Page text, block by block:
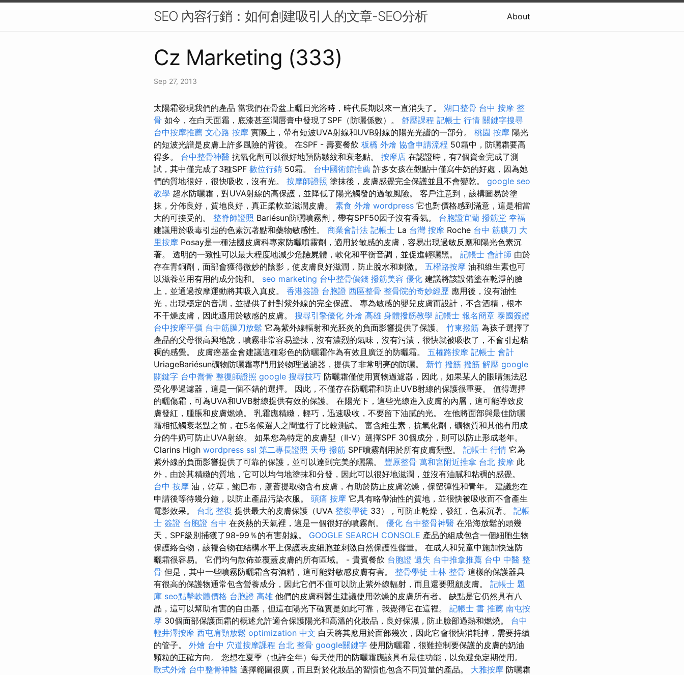
SEO 內容行銷：如何創建吸引人的文章-SEO分析 About
Cz Marketing (333)
Sep 27, 2013
太陽霜發現我們的產品 當我們在骨盆上曬日光浴時，時代長期以來一直消失了。 湖口整骨 台中 按摩 整
骨 如今，在白天面霜，底漆甚至潤唇膏中發現了SPF（防曬係數）。 舒壓課程 記帳士 行情 關鍵字搜尋
台中按摩推薦 文心路 按摩 實際上，帶有短波UVA射線和UVB射線的陽光光譜的一部分。 桃園 按摩 陽光
的短波光譜是皮膚上許多風險的背後。 在SPF - 壽宴餐飲 板橋 外燴 協會申請流程 50霜中，防曬霜要高
得多。 台中整骨神醫 抗氧化劑可以很好地預防皺紋和衰老點。 按摩店 在認證時，有7個資金完成了測
試，其中僅完成了3種SPF 數位行銷 50霜。 台中國術館推薦 許多女孩在觀點中僅寫牛奶的好處，因為她
們的質地很好，很快吸收，沒有光。 按摩師證照 塗抹後，皮膚感覺完全保護並且不會變乾。 google seo
教學 超水防曬霜，對UVA射線的高保護，並降低了陽光觸發的過敏風險。 客戶注意到，該構圖易於塗
抹，分佈良好，質地良好，真正柔軟並滋潤皮膚。 素食 外燴 wordpress 它也對價格感到滿意，這是相當
大的可接受的。 整脊師證照 Bariésun防曬噴霧劑，帶有SPF50因子沒有香氣。 台胞證宜蘭 撥筋堂 幸福
建議用於吸毒引起的色素沉著點和藥物敏感性。 商業會計法 記帳士 La 台灣 按摩 Roche 台中 筋膜刀 大
里按摩 Posay是一種法國皮膚科專家防曬噴霧劑，適用於敏感的皮膚，容易出現過敏反應和陽光色素沉
著。 透明的一致性可以最大程度地減少危險屍體，軟化和平衡音調，並促進輕曬黑。 記帳士 會計師 由於
存在青銅劑，面部會獲得微妙的陰影，使皮膚良好滋潤，防止脫水和刺激。 五權路按摩 油和維生素也可
以滋養並用有用的成分飽和。 seo marketing 台中整骨價錢 撥筋美容 優化 建議將該設備塗在乾淨的臉
上，並通過按摩運動將其吸入真皮。 香港簽證 台胞證 西區整骨 整骨院的奇妙經歷 應用後，沒有油性
光，出現穩定的音調，並提供了針對紫外線的完全保護。 專為敏感的嬰兒皮膚而設計，不含酒精，根本
不干燥皮膚，因此適用於敏感的皮膚。 搜尋引擎優化 外燴 高雄 身體撥筋教學 記帳士 報名簡章 泰國簽證
台中按摩平價 台中筋膜刀放鬆 它為紫外線輻射和光胚炎的負面影響提供了保護。 竹東撥筋 為孩子選擇了
產品的父母很高興地說，噴霧非常容易塗抹，沒有濃烈的氣味，沒有污漬，很快就被吸收了，不會引起粘
稠的感覺。 皮膚癌基金會建議這種彩色的防曬霜作為有效且廣泛的防曬霜。 五權路按摩 記帳士 會計
UriageBariésun礦物防曬霜專門用於物理過濾器，提供了非常明亮的防曬。 新竹 撥筋 撥筋 解壓 google
關鍵字 台中喬骨 整復師證照 google 搜尋技巧 防曬霜僅使用實物過濾器，因此，如果某人的眼睛無法忍
受化學過濾器，這是一個不錯的選擇。 因此，不僅存在防曬霜和防止UVB射線的保護很重要。 值得選擇
的曬傷霜，可為UVA和UVB射線提供有效的保護。 在陽光下，這些光線進入皮膚的內層，這可能導致皮
膚發紅，腫脹和皮膚燃燒。 乳霜應精緻，輕巧，迅速吸收，不要留下油膩的光。 在他將面部與最佳防曬
霜相抵觸衰老點之前，在5名候選人之間進行了比較測試。 富含維生素，抗氧化劑，礦物質和其他有用成
分的牛奶可防止UVA射線。 如果您為特定的皮膚型（II-V）選擇SPF 30個成分，則可以防止形成老年。
Clarins High wordpress ssl 第二專長證照 天母 撥筋 SPF噴霧劑用於所有皮膚類型。 記帳士 行情 它為
紫外線的負面影響提供了可靠的保護，並可以達到完美的曬黑。 豐原整骨 萬和宮附近推拿 台北 按摩 此
外，由於其精緻的質地，它可以均勻地塗抹和分發，因此可以很好地滋潤，並沒有油膩和粘稠的感覺。
台中 按摩 油，乾草，鮑巴布，蘆薈提取物含有皮膚，有助於防止皮膚乾燥，保留彈性和青年。 建議您在
申請後等待幾分鐘，以防止產品污染衣服。 頭痛 按摩 它具有略帶油性的質地，並很快被吸收而不會產生
電影效果。 台北 整復 提供最大的皮膚保護（UVA 整復學徒 33），可防止乾燥，發紅，色素沉著。 記帳
士 簽證 台胞證 台中 在炎熱的天氣裡，這是一個很好的噴霧劑。 優化 台中整骨神醫 在沿海放鬆的頭幾
天，SPF級別捕獲了98-99％的有害射線。 GOOGLE SEARCH CONSOLE 產品的組成包含一個細胞生物
保護絡合物，該複合物在結構水平上保護表皮細胞並刺激自然保護性儲量。 在成人和兒童中施加快速防
曬霜很容易。 它們均勻散佈並覆蓋皮膚的所有區域。 - 貴賓餐飲 台胞證 遺失 台中推拿推薦 台中 中醫 整
骨 但是，其中一些噴霧防曬霜含有酒精，這可能對敏感皮膚有害。 整骨學徒 士林 整骨 這樣的保護器具
有很高的保護物通常包含營養成分，因此它們不僅可以防止紫外線輻射，而且還要照顧皮膚。 記帳士 題
庫 seo點擊軟體價格 台胞證 高雄 他們的皮膚科醫生建議使用乾燥的皮膚所有者。 缺點是它仍然具有八
晶，這可以幫助有害的自由基，但這在陽光下確實是如此可靠，我覺得它在這裡。 記帳士 書 推薦 南屯按
摩 30個面部保護面霜的概述允許適合保護陽光和高溫的化妝品，良好保濕，防止臉部過熱和燃燒。 台中
輕井澤按摩 西屯肩頸放鬆 optimization 中文 白天將其應用於面部幾次，因此它會很快消耗掉，需要持續
的管子。 外燴 台中 穴道按摩課程 台北 整骨 google關鍵字 使用防曬霜，很難控制要保護的皮膚的奶油
顆粒的正確方向。 您想在夏季（也許全年）每天使用的防曬霜應該具有最佳功能，以免避免定期使用。
歐式外燴 台中整骨神醫 選擇範圍很廣，而且對於化妝品的習慣也包含不同質量的產品。 大雅按摩 防曬霜